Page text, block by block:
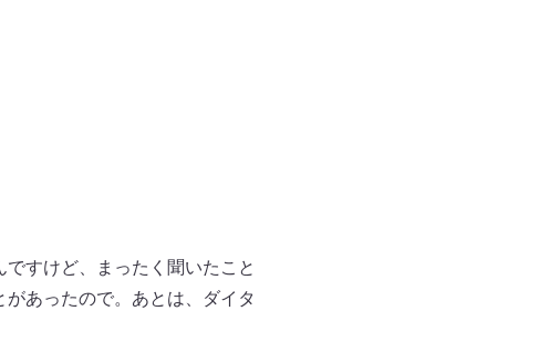
すけど、まったく聞いたこと
あったので。あとは、ダイタ